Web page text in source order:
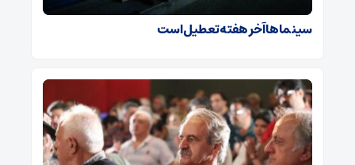
سینماها آخر هفته تعطیل است